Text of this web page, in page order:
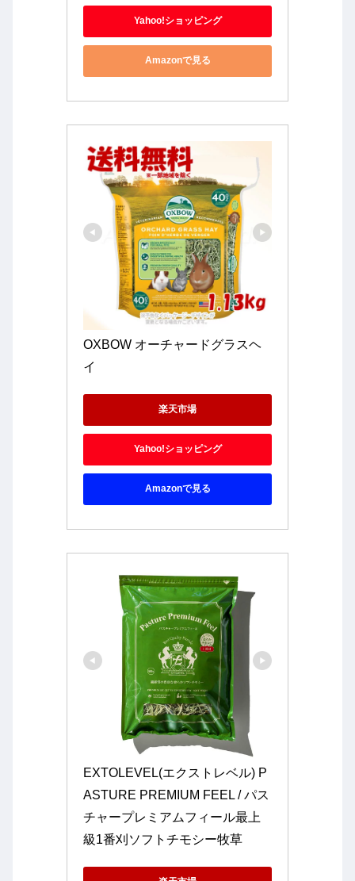
Yahoo!ショッピング
Amazonで見る
OXBOW オーチャードグラスヘ
イ
楽天市場
Yahoo!ショッピング
Amazonで見る
EXTOLEVEL(エクストレベル) P
ASTURE PREMIUM FEEL / パス
チャープレミアムフィール最上
級1番刈ソフトチモシー牧草